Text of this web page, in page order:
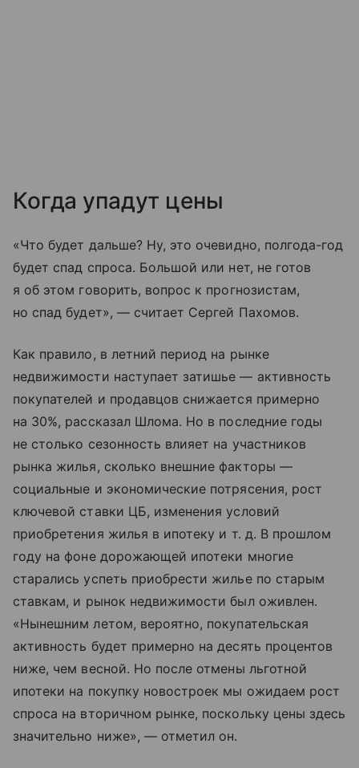
Когда упадут цены
«Что будет дальше? Ну, это очевидно, полгода-год
будет спад спроса. Большой или нет, не готов
я об этом говорить, вопрос к прогнозистам,
но спад будет», — считает Сергей Пахомов.
Как правило, в летний период на рынке
недвижимости наступает затишье — активность
покупателей и продавцов снижается примерно
на 30%, рассказал Шлома. Но в последние годы
не столько сезонность влияет на участников
рынка жилья, сколько внешние факторы —
социальные и экономические потрясения, рост
ключевой ставки ЦБ, изменения условий
приобретения жилья в ипотеку и т. д. В прошлом
году на фоне дорожающей ипотеки многие
старались успеть приобрести жилье по старым
ставкам, и рынок недвижимости был оживлен.
«Нынешним летом, вероятно, покупательская
активность будет примерно на десять процентов
ниже, чем весной. Но после отмены льготной
ипотеки на покупку новостроек мы ожидаем рост
спроса на вторичном рынке, поскольку цены здесь
значительно ниже», — отметил он.